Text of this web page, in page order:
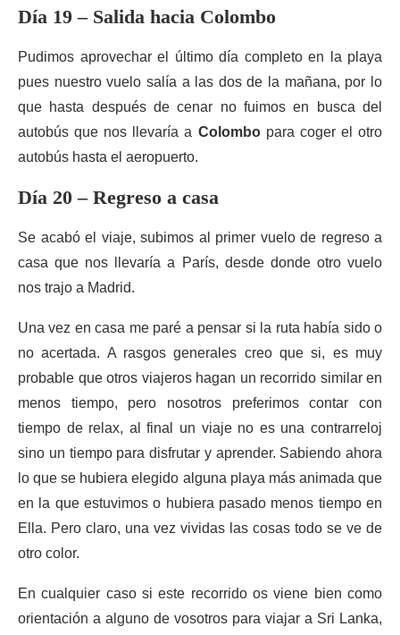
Día 19 – Salida hacia Colombo
Pudimos aprovechar el último día completo en la playa
pues nuestro vuelo salía a las dos de la mañana, por lo
que hasta después de cenar no fuimos en busca del
autobús que nos llevaría a Colombopara coger el otro
autobús hasta el aeropuerto.
Día 20 – Regreso a casa
Se acabó el viaje, subimos al primer vuelo de regreso a
casa que nos llevaría a París, desde donde otro vuelo
nos trajo a Madrid.
Una vez en casa me paré a pensar si la ruta había sido o
no acertada. A rasgos generales creo que si, es muy
probable que otros viajeros hagan un recorrido similar en
menos tiempo, pero nosotros preferimos contar con
tiempo de relax, al final un viaje no es una contrarreloj
sino un tiempo para disfrutar y aprender. Sabiendo ahora
lo que se hubiera elegido alguna playa más animada que
en la que estuvimos o hubiera pasado menos tiempo en
Ella. Pero claro, una vez vividas las cosas todo se ve de
otro color.
En cualquier caso si este recorrido os viene bien como
orientación a alguno de vosotros para viajar a Sri Lanka,